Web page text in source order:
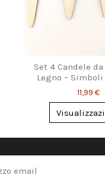
Set 4 Candele
Legno –
Punta da
11,99 €